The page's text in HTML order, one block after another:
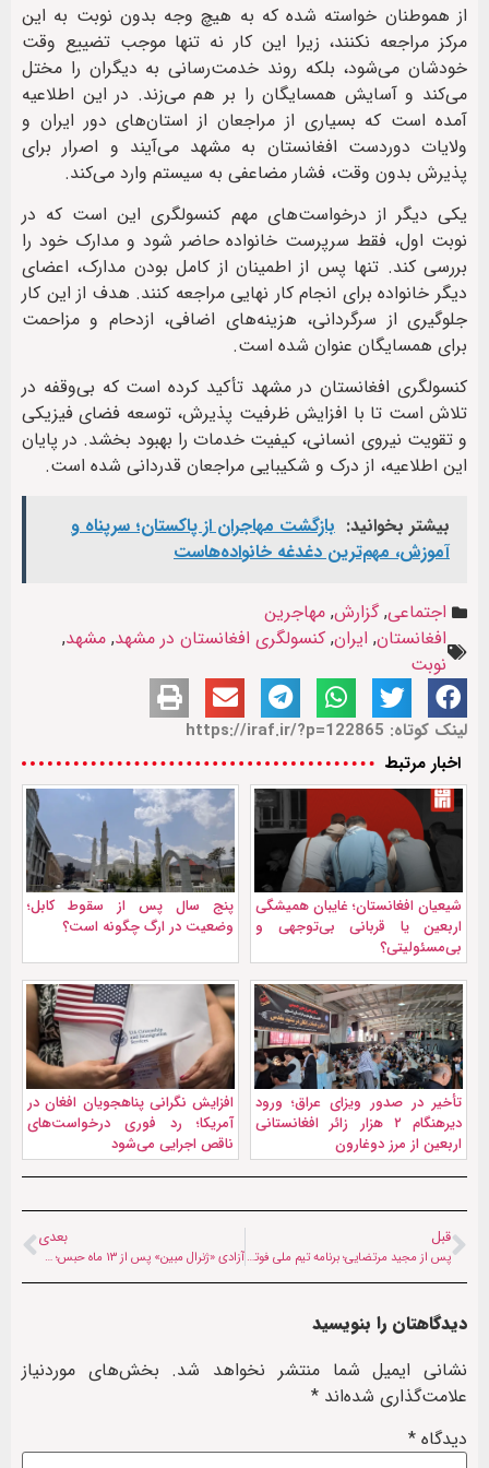
از هموطنان خواسته شده که به هیچ وجه بدون نوبت به این
مرکز مراجعه نکنند، زیرا این کار نه تنها موجب تضییع وقت
خودشان می‌شود، بلکه روند خدمت‌رسانی به دیگران را مختل
می‌کند و آسایش همسایگان را بر هم می‌زند. در این اطلاعیه
آمده است که بسیاری از مراجعان از استان‌های دور ایران و
ولایات دوردست افغانستان به مشهد می‌آیند و اصرار برای
پذیرش بدون وقت، فشار مضاعفی به سیستم وارد می‌کند.
یکی دیگر از درخواست‌های مهم کنسولگری این است که در
نوبت اول، فقط سرپرست خانواده حاضر شود و مدارک خود را
بررسی کند. تنها پس از اطمینان از کامل بودن مدارک، اعضای
دیگر خانواده برای انجام کار نهایی مراجعه کنند. هدف از این کار
جلوگیری از سرگردانی، هزینه‌های اضافی، ازدحام و مزاحمت
برای همسایگان عنوان شده است.
کنسولگری افغانستان در مشهد تأکید کرده است که بی‌وقفه در
تلاش است تا با افزایش ظرفیت پذیرش، توسعه فضای فیزیکی
و تقویت نیروی انسانی، کیفیت خدمات را بهبود بخشد. در پایان
این اطلاعیه، از درک و شکیبایی مراجعان قدردانی شده است.
بیشتر بخوانید: بازگشت مهاجران از پاکستان؛ سرپناه و
آموزش، مهم‌ترین دغدغه خانواده‌هاست
اجتماعی,گزارش, مهاجرین
افغانستان, ایران, کنسولگری افغانستان در مشهد, مشهد,
نوبت
لینک کوتاه: https://iraf.ir/?p=122865
اخبار مرتبط
شیعیان افغانستان؛ غایبان همیشگی
اربعین یا قربانی بی‌توجهی و
بی‌مسئولیتی؟
پنج سال پس از سقوط کابل؛
وضعیت در ارگ چگونه است؟
تأخیر در صدور ویزای عراق؛ ورود
دیرهنگام ۲ هزار زائر افغانستانی
اربعین از مرز دوغارون
افزایش نگرانی پناهجویان افغان در
آمریکا؛ رد فوری درخواست‌های
ناقص اجرایی می‌شود
قبل
پس از مجید مرتضایی؛ برنامه تیم ملی فوتسال افغانستان چگونه پیش می‌رود؟
بعدی
آزادی «ژنرال مبین» پس از ۱۳ ماه حبس؛ چهره جنجالی طالبان دوباره به صحنه بازگشت
دیدگاهتان را بنویسید
نشانی ایمیل شما منتشر نخواهد شد. بخش‌های موردنیاز
علامت‌گذاری شده‌اند *
دیدگاه *